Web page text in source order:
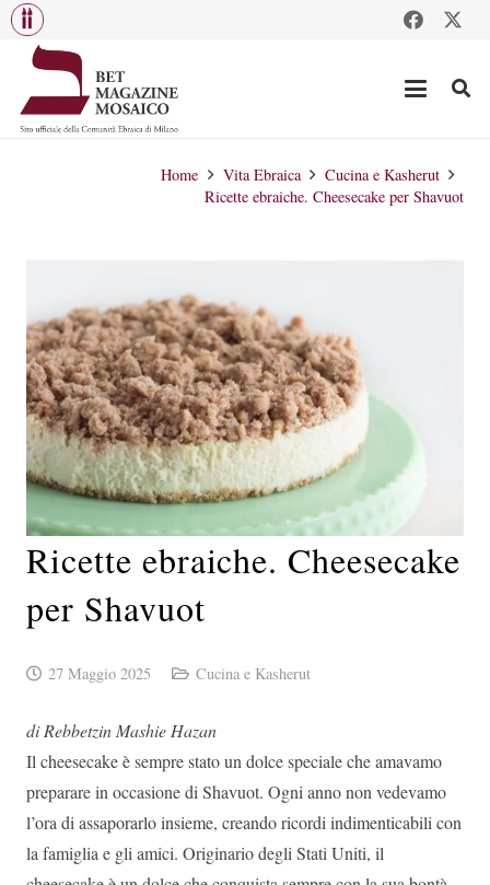
Home Vita Ebraica
Cucina e Kasherut
Ricette ebraiche. Cheesecake per Shavuot
Ricette ebraiche. Cheesecake
per Shavuot
27 Maggio 2025 Cucina e Kasherut
di Rebbetzin Mashie Hazan
Il cheesecake è sempre stato un dolce speciale che amavamo
preparare in occasione di Shavuot. Ogni anno non vedevamo
l’ora di assaporarlo insieme, creando ricordi indimenticabili con
la famiglia e gli amici. Originario degli Stati Uniti, il